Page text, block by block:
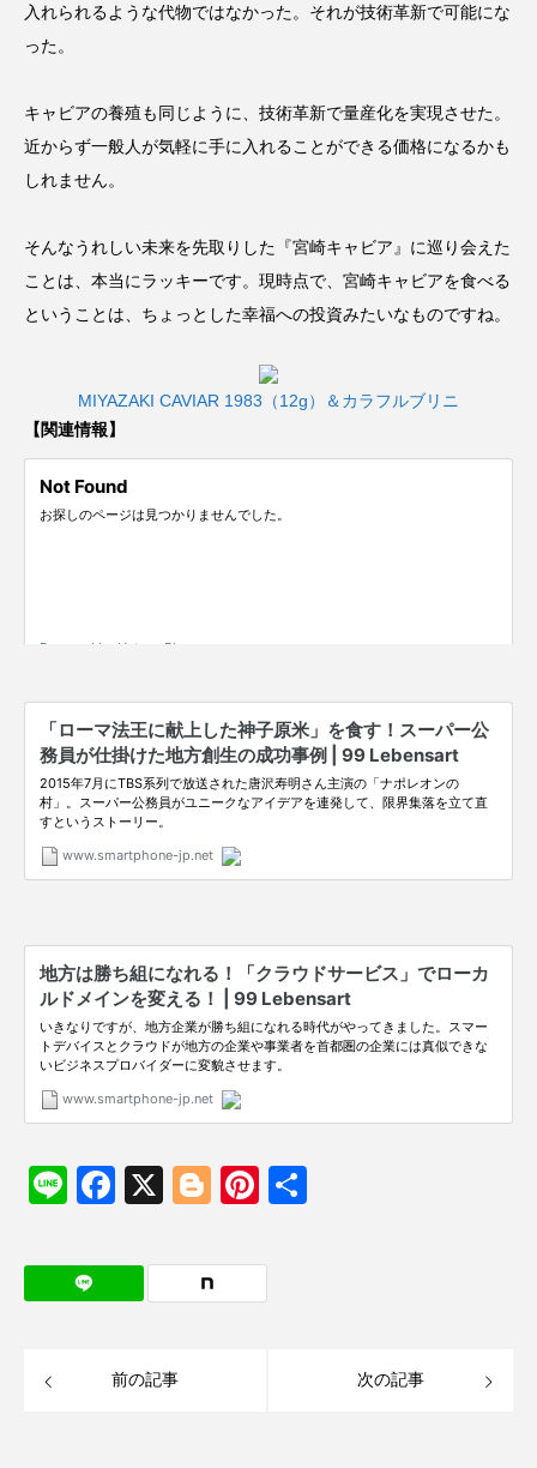
入れられるような代物ではなかった。それが技術革新で可能にな
った。
キャビアの養殖も同じように、技術革新で量産化を実現させた。
近からず一般人が気軽に手に入れることができる価格になるかも
しれません。
そんなうれしい未来を先取りした『宮崎キャビア』に巡り会えた
ことは、本当にラッキーです。現時点で、宮崎キャビアを食べる
ということは、ちょっとした幸福への投資みたいなものですね。
MIYAZAKI CAVIAR 1983（12g）＆カラフルブリニ
【関連情報】
Li
e
F
c
e
o
X
Bl
g
g
Pi
er
e
前の記事 次の記事